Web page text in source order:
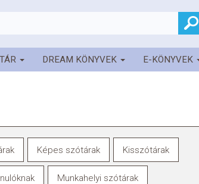
DREAM KÖNYVEK E-KÖNYVEK
Képes szótárak Kisszótárak
Munkahelyi szótárak